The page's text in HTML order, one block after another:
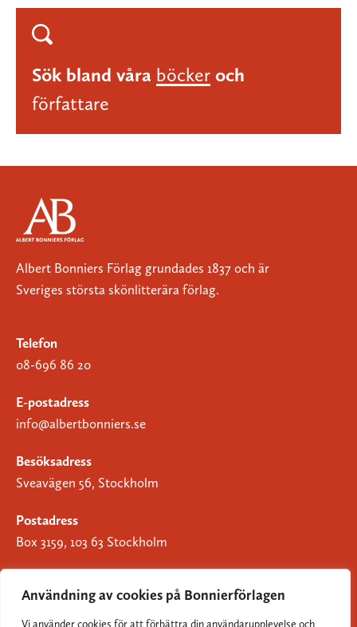
Användning av cookies på Bonnierförlagen
Vi använder cookies för att förbättra din användarupplevelse och
Sök bland våra böcker och
författare
Albert Bonniers Förlag grundades 1837 och är
Sveriges största skönlitterära förlag.
Telefon
08-696 86 20
E-postadress
info@albertbonniers.se
Besöksadress
Sveavägen 56, Stockholm
Postadress
Box 3159, 103 63 Stockholm